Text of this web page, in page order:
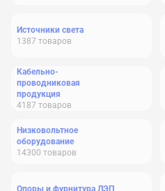
Источники света
1387 товаров
Кабельно-
проводниковая
продукция
4187 товаров
Низковольтное
оборудование
14300 товаров
Опоры и фурнитура ЛЭП